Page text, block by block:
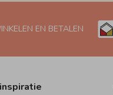
EN BETALEN